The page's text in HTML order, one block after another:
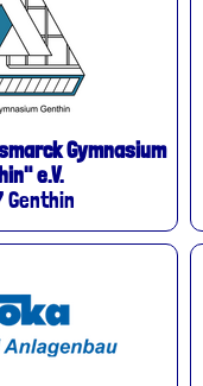
Gymnasium
e.V.
Genthin